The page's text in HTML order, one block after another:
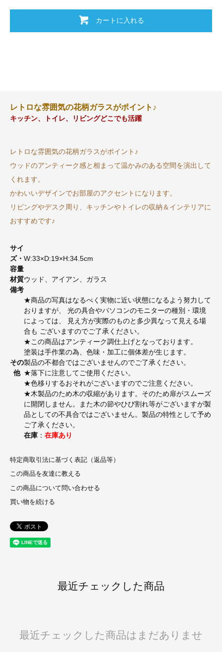
カートに入れる
レトロな雰囲気の花柄ガラスがポイント♪
キッチン、トイレ、リビングどこでも活躍
レトロな雰囲気の花柄ガラスがポイント♪
ウッドのアンティーク感と相まって温かみのある空間を演出して
くれます。
かわいいデザインでお部屋のアクセントになります。
リビングやデスク周り、キッチンやトイレの収納＆インテリアに
おすすめです♪
サイ
ズ・
容量
W:33×D:19×H:34.5cm
材質ウッド、アイアン、ガラス
備考
その
他
★商品の写真はなるべく実物に近い状態になるよう努力して
おりますが、 光の具合やパソコンのモニターの種別・環境
によっては、 見え方が実際のものと多少異なって見える場
合も ございますのでご了承ください。
★この商品はアンティーク調仕上げとなっております。
塗装は手作業の為、色味・加工に個体差が生じます。
製品の不都合ではございませんのでご了承ください。
★落下に注意してご使用ください。
★色移りするおそれがございますのでご注意ください。
★木製品のため木の収縮があります。そのため扉がスムーズ
に開閉しません。また木の節やひび割れ等がございますが製
品としての不具合ではございません。製品の特性として予め
ご了承ください。
在庫 ： 在庫あり
特定商取引法に基づく表記（返品等）
この商品を友達に教える
この商品について問い合わせる
買い物を続ける
最近チェックした商品
最近チェックした商品はまだありませ